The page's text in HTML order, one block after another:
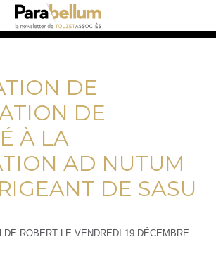
DE
DE
À LA
AD NUTUM
DE SASU
ROBERT LE VENDREDI 19 DÉCEMBRE